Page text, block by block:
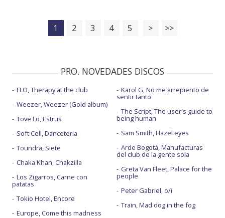
1 2 3 4 5 > >>
PRO. NOVEDADES DISCOS
FLO, Therapy at the club
Weezer, Weezer (Gold album)
Tove Lo, Estrus
Soft Cell, Danceteria
Toundra, Siete
Chaka Khan, Chakzilla
Los Zigarros, Carne con
patatas
Tokio Hotel, Encore
Europe, Come this madness
Karol G, No me arrepiento de
sentir tanto
The Script, The user's guide to
being human
Sam Smith, Hazel eyes
Arde Bogotá, Manufacturas
del club de la gente sola
Greta Van Fleet, Palace for the
people
Peter Gabriel, o/i
Train, Mad dog in the fog